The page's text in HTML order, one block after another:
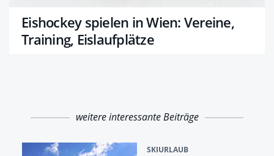
Eishockey spielen in Wien: Vereine,
Training, Eislaufplätze
weitere interessante Beiträge
SKIURLAUB